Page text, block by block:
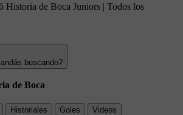
Historia de Boca Juniors | Todos los
buscando?
de Boca
Historiales Goles
Videos